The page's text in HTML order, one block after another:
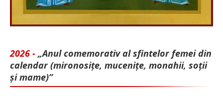
2026 - „Anul comemorativ al sfintelor femei din
calendar (mironosițe, mu­cenițe, monahii, soții
și mame)”